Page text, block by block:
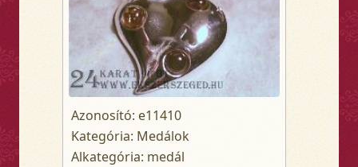
Azonosító: e11410
Kategória: Medálok
Alkategória: medál